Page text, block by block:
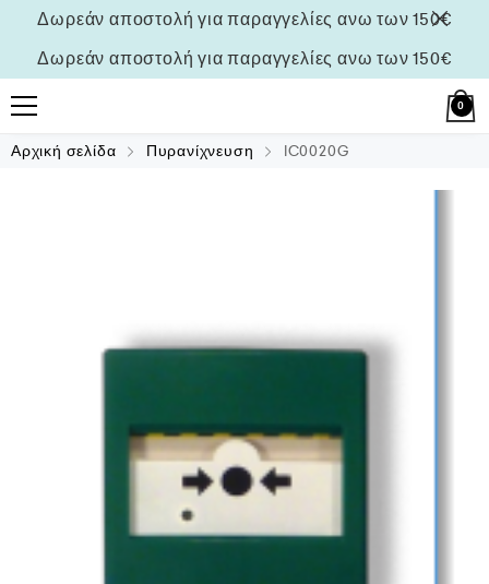
Δωρεάν αποστολή για παραγγελίες ανω των 150€
Δωρεάν αποστολή για παραγγελίες ανω των 150€
0
Αρχική σελίδα Πυρανίχνευση IC0020G